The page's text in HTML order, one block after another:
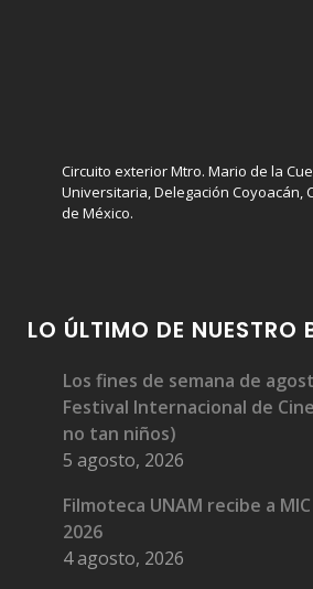
Circuito exterior Mtro. Mario de la
Universitaria, Delegación Coyoacán,
de México.
LO ÚLTIMO DE NUESTRO
Los fines de semana de
Festival Internacional de
no tan niños)
5 agosto, 2026
Filmoteca UNAM recibe a
2026
4 agosto, 2026